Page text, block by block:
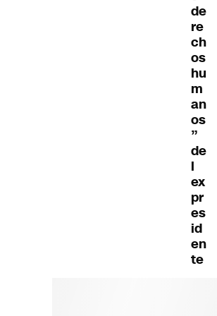
de
re
ch
os
hu
m
an
os
”
de
l
ex
pr
es
id
en
te